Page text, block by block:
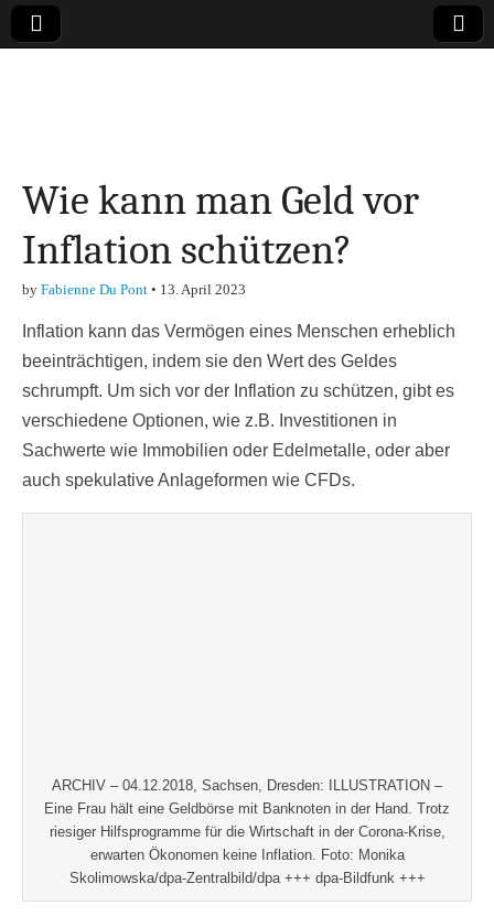
Finanzen,
Marketing-, Vertrieb-
& Investment-Tipps
Wie kann man Geld vor
Inflation schützen?
by Fabienne Du Pont • 13. April 2023
Inflation kann das Vermögen eines Menschen erheblich
beeinträchtigen, indem sie den Wert des Geldes
schrumpft. Um sich vor der Inflation zu schützen, gibt es
verschiedene Optionen, wie z.B. Investitionen in
Sachwerte wie Immobilien oder Edelmetalle, oder aber
auch spekulative Anlageformen wie CFDs.
ARCHIV – 04.12.2018, Sachsen, Dresden: ILLUSTRATION –
Eine Frau hält eine Geldbörse mit Banknoten in der Hand. Trotz
riesiger Hilfsprogramme für die Wirtschaft in der Corona-Krise,
erwarten Ökonomen keine Inflation. Foto: Monika
Skolimowska/dpa-Zentralbild/dpa +++ dpa-Bildfunk +++